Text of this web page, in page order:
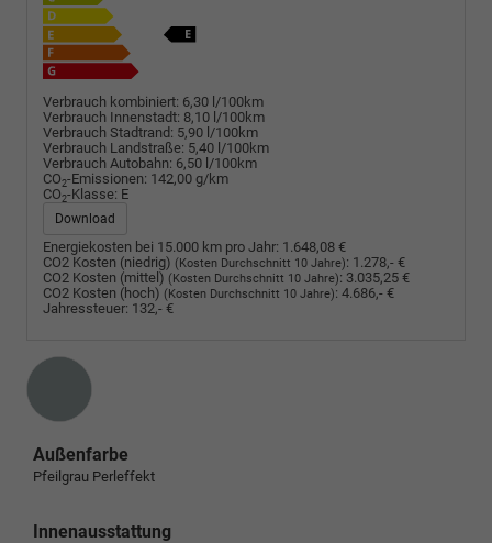
Verbrauch kombiniert: 6,30 l/100km
Verbrauch Innenstadt: 8,10 l/100km
Verbrauch Stadtrand: 5,90 l/100km
Verbrauch Landstraße: 5,40 l/100km
Verbrauch Autobahn: 6,50 l/100km
CO2-Emissionen: 142,00 g/km
CO2-Klasse: E
Download
Energiekosten bei 15.000 km pro Jahr: 1.648,08 €
CO2 Kosten (niedrig) (Kosten Durchschnitt 10 Jahre): 1.278,- €
CO2 Kosten (mittel) (Kosten Durchschnitt 10 Jahre): 3.035,25 €
CO2 Kosten (hoch) (Kosten Durchschnitt 10 Jahre): 4.686,- €
Jahressteuer: 132,- €
Außenfarbe
Pfeilgrau Perleffekt
Innenausstattung